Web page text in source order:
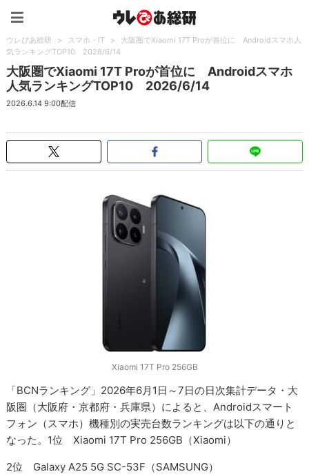
ウレぴあ総研 > スマホ・IT >
大阪圏でXiaomi 17T Proが首位に Androidスマホ人
気ランキングTOP10 2026/6/14
大阪圏でXiaomi 17T Proが首位に Androidスマホ
人気ランキングTOP10 2026/6/14
2026.6.14 9:00配信
Xiaomi 17T Pro 256GB
「BCNランキング」2026年6月1日～7日の日次集計データ・大
阪圏（大阪府・京都府・兵庫県）によると、Androidスマート
フォン（スマホ）機種別の実売台数ランキングは以下の通りと
なった。1位 Xiaomi 17T Pro 256GB（Xiaomi）
2位 Galaxy A25 5G SC-53F（SAMSUNG）